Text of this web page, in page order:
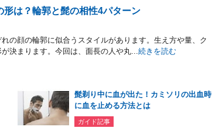
形は？輪郭と髭の相性4パターン
の顔の輪郭に似合うスタイルがあります。生え方や量、ク
決まります。今回は、面長の人や丸...続きを読む
髭剃り中に血が出た！カミソリの出血時
に血を止める方法とは
ガイド記事